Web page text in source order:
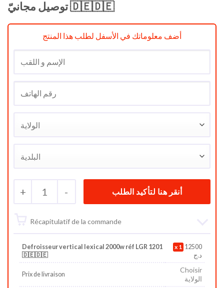
توصيل مجانيّ 🇩🇪🇩🇪
أضف معلوماتك في الأسفل لطلب هذا المنتج
+ 1 -
Récapitulatif de la commande
Defroisseur vertical lexical 2000w réf LGR 1201
🇩🇪🇩🇪
1 12500
د.ج
Prix de livraison
Choisir
الولاية